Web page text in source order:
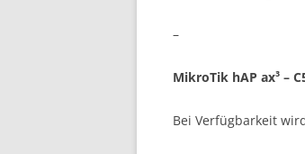
–
MikroTik hAP ax³ –
Bei Verfügbarkeit